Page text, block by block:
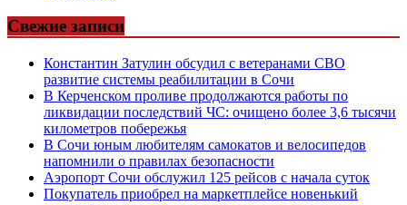
Свежие записи
Константин Затулин обсудил с ветеранами СВО
развитие системы реабилитации в Сочи
В Керченском проливе продолжаются работы по
ликвидации последствий ЧС: очищено более 3,6 тысячи
километров побережья
В Сочи юным любителям самокатов и велосипедов
напомнили о правилах безопасности
Аэропорт Сочи обслужил 125 рейсов с начала суток
Покупатель приобрел на маркетплейсе новенький